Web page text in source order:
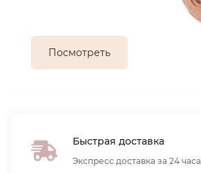
Посмотреть
Быстрая доставка
Экспресс доставка за 24 часа